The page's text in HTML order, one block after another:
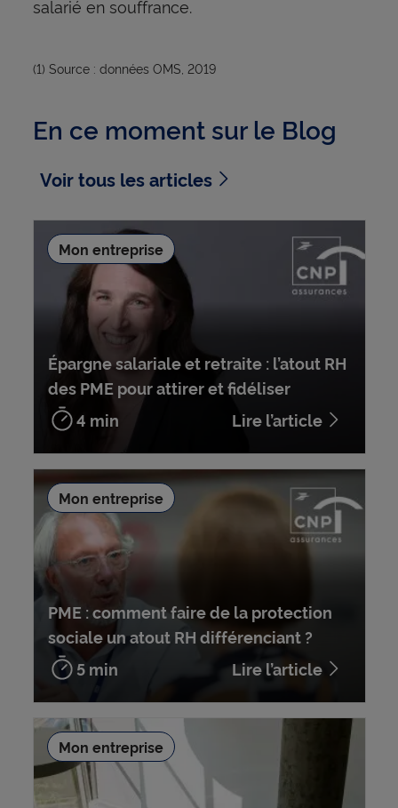
salarié en souffrance.
(1) Source : données OMS, 2019
En ce moment sur le Blog
Voir tous les articles
Épargne salariale et retraite : l’atout RH
des PME pour attirer et fidéliser
4 min
Lire l’article
Mon entreprise
PME : comment faire de la protection
sociale un atout RH différenciant ?
5 min
Lire l’article
Mon entreprise
Mon entreprise